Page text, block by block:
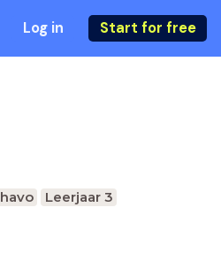
Log in Start for free
havo Leerjaar 3